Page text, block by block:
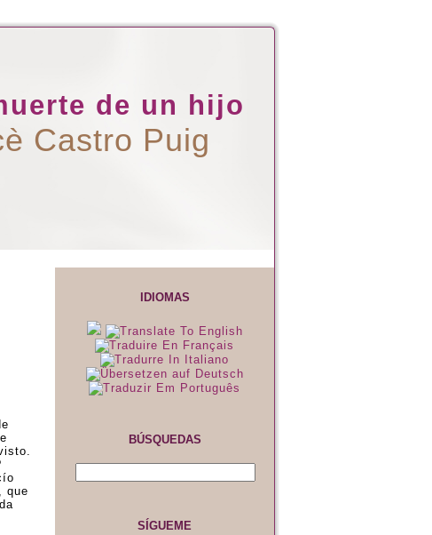
de un hijo
Castro Puig
que
IDIOMAS
BÚSQUEDAS
SÍGUEME